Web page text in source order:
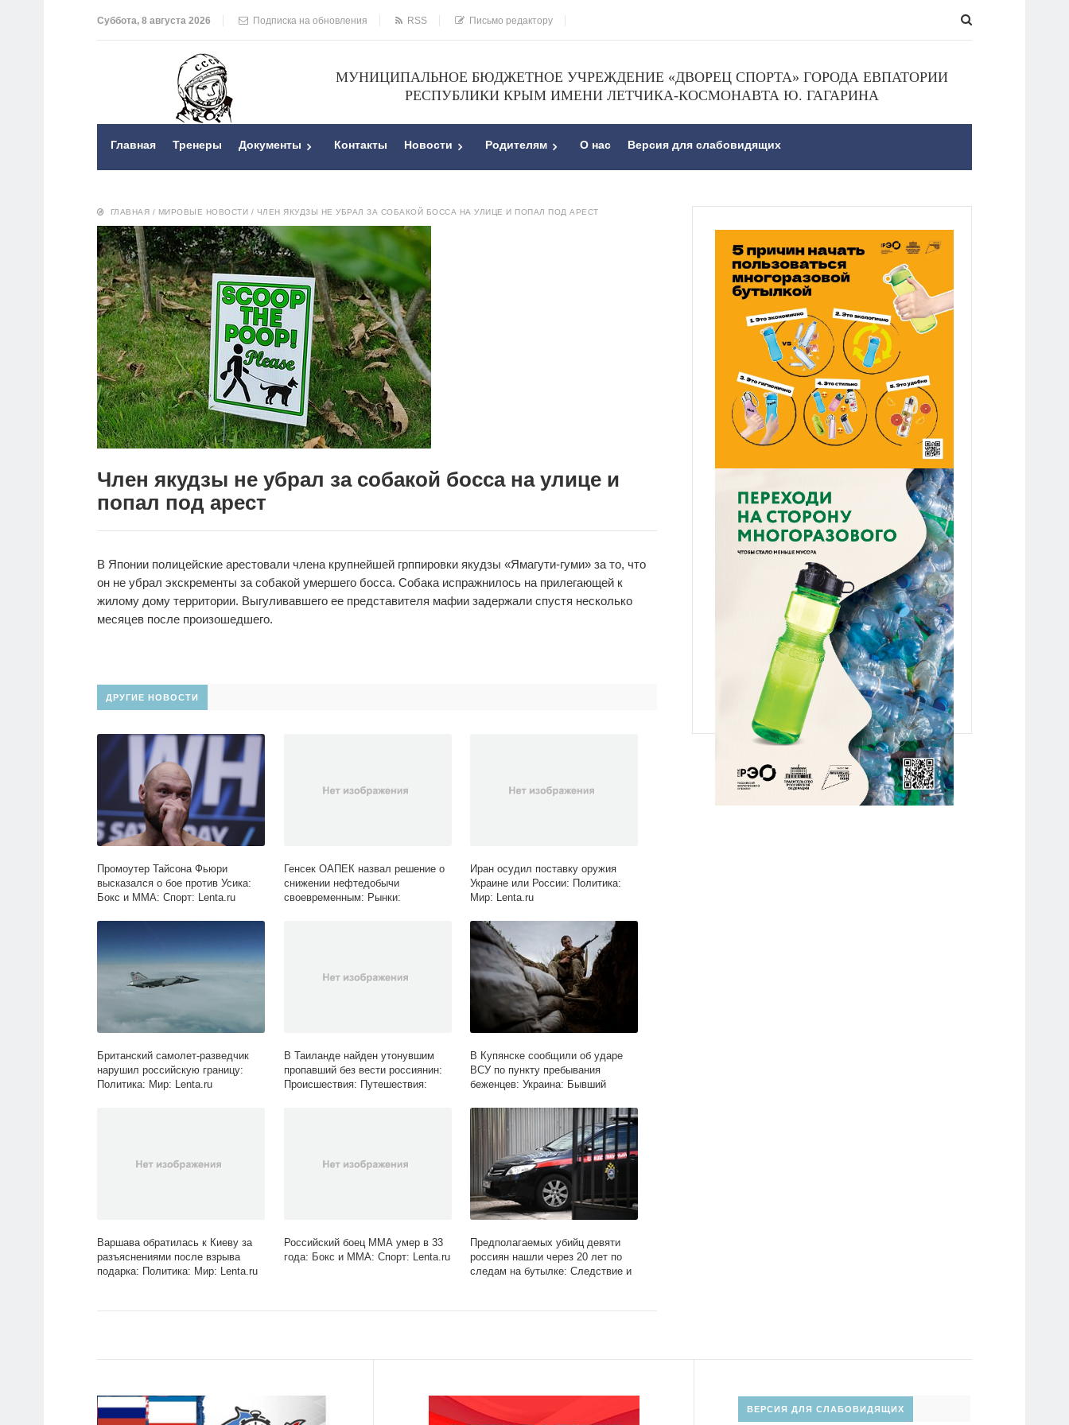
Суббота, 8 августа 2026 Подписка на обновления RSS Письмо редактору
МУНИЦИПАЛЬНОЕ БЮДЖЕТНОЕ УЧРЕЖДЕНИЕ «ДВОРЕЦ СПОРТА» ГОРОДА ЕВПАТОРИИ
РЕСПУБЛИКИ КРЫМ ИМЕНИ ЛЕТЧИКА-КОСМОНАВТА Ю. ГАГАРИНА
Главная Тренеры Документы Контакты Новости Родителям О нас Версия для слабовидящих
ГЛАВНАЯ / МИРОВЫЕ НОВОСТИ / ЧЛЕН ЯКУДЗЫ НЕ УБРАЛ ЗА СОБАКОЙ БОССА НА УЛИЦЕ И ПОПАЛ ПОД АРЕСТ
Член якудзы не убрал за собакой босса на улице и
попал под арест
В Японии полицейские арестовали члена крупнейшей грппировки якудзы «Ямагути-гуми» за то, что
он не убрал экскременты за собакой умершего босса. Собака испражнилось на прилегающей к
жилому дому территории. Выгуливавшего ее представителя мафии задержали спустя несколько
месяцев после произошедшего.
ДРУГИЕ НОВОСТИ
Промоутер Тайсона Фьюри
высказался о бое против Усика:
Бокс и ММА: Спорт: Lenta.ru
Генсек ОАПЕК назвал решение о
снижении нефтедобычи
своевременным: Рынки:
Иран осудил поставку оружия
Украине или России: Политика:
Мир: Lenta.ru
Британский самолет-разведчик
нарушил российскую границу:
Политика: Мир: Lenta.ru
В Таиланде найден утонувшим
пропавший без вести россиянин:
Происшествия: Путешествия:
В Купянске сообщили об ударе
ВСУ по пункту пребывания
беженцев: Украина: Бывший
Варшава обратилась к Киеву за
разъяснениями после взрыва
подарка: Политика: Мир: Lenta.ru
Российский боец ММА умер в 33
года: Бокс и ММА: Спорт: Lenta.ru
Предполагаемых убийц девяти
россиян нашли через 20 лет по
следам на бутылке: Следствие и
ВЕРСИЯ ДЛЯ СЛАБОВИДЯЩИХ